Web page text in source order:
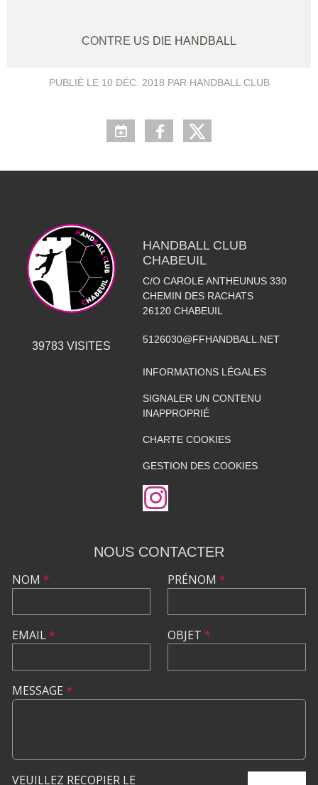
CONTRE US DIE HANDBALL
PUBLIÉ LE 10 DÉC. 2018 PAR HANDBALL CLUB
39783VISITES
HANDBALL CLUB
CHABEUIL
C/O CAROLE ANTHEUNUS 330
CHEMIN DES RACHATS
26120 CHABEUIL
5126030@FFHANDBALL.NET
INFORMATIONS LÉGALES
SIGNALER UN CONTENU
INAPPROPRIÉ
CHARTE COOKIES
GESTION DES COOKIES
NOUS CONTACTER
NOM *
EMAIL*
PRÉNOM *
OBJET *
MESSAGE *
VEUILLEZ RECOPIER LE